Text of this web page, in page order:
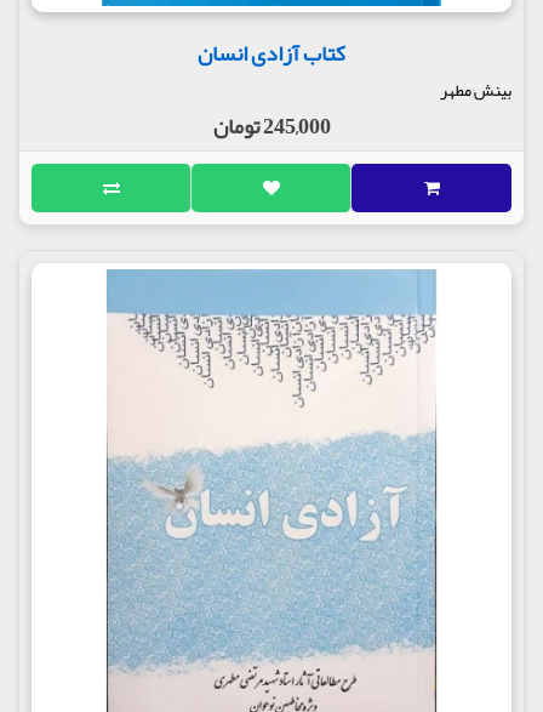
کتاب آزادی انسان
بینش مطهر
245,000 تومان